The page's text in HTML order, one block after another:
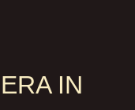
IN G